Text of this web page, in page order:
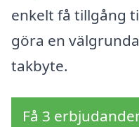
enkelt få tillgång
göra en
takbyte.
Få 3